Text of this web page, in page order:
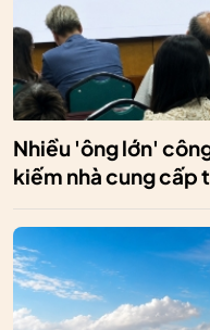
Nhiều 'ông lớn'
kiếm nhà cung cấp